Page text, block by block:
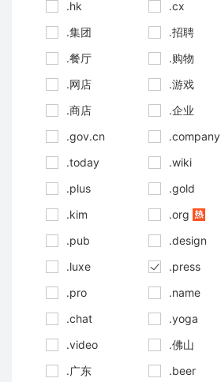
.hk
.cx
.集团
.招聘
.餐厅
.购物
.网店
.游戏
.商店
.企业
.gov.cn
.company
.today
.wiki
.plus
.gold
.kim
.org
.pub
.design
.luxe
.press
.pro
.name
.chat
.yoga
.video
.佛山
.广东
.beer